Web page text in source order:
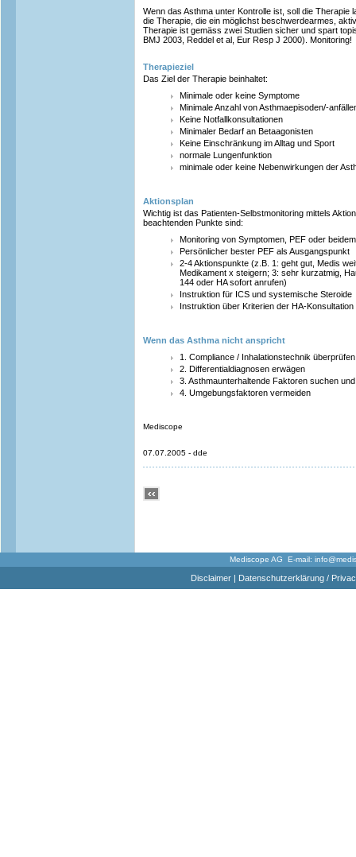
Wenn das Asthma unter Kontrolle ist, soll die Therapie
die Therapie, die ein möglichst beschwerdearmes,
Therapie ist gemäss zwei Studien sicher und spart
BMJ 2003, Reddel et al, Eur Resp J 2000). Monitoring!
Therapieziel
Das Ziel der Therapie beinhaltet:
Minimale oder keine Symptome
Minimale Anzahl von Asthmaepisoden/-
Keine Notfallkonsultationen
Minimaler Bedarf an Betaagonisten
Keine Einschränkung im Alltag und Sport
normale Lungenfunktion
minimale oder keine Nebenwirkungen der
Aktionsplan
Wichtig ist das Patienten-Selbstmonitoring mittels
beachtenden Punkte sind:
Monitoring von Symptomen, PEF oder beidem
Persönlicher bester PEF als Ausgangspunkt
2-4 Aktionspunkte (z.B. 1: geht gut, Medis
Medikament x steigern; 3: sehr kurzatmig,
144 oder HA sofort anrufen)
Instruktion für ICS und systemische Steroide
Instruktion über Kriterien der HA-Konsultation
Wenn das Asthma nicht anspricht
1. Compliance / Inhalationstechnik überprüfen
2. Differentialdiagnosen erwägen
3. Asthmaunterhaltende Faktoren suchen
4. Umgebungsfaktoren vermeiden
Mediscope
07.07.2005 - dde
Mediscope AG E-mail:
Disclaimer| Datenschutzerklärung /